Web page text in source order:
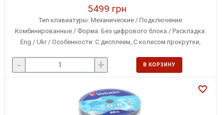
5499 грн
Тип клавиатуры: Механические / Подключение:
Комбинированные / Форма: Без цифрового блока / Раскладка:
Eng / Ukr / Особенности: С дисплеем, С колесом прокрутки,
Windows, iOS / Особенности клавиш: Классические
- + В КОРЗИНУ